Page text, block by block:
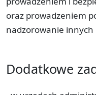
oraz prowadzeniem
nadzorowanie innych
Dodatkowe